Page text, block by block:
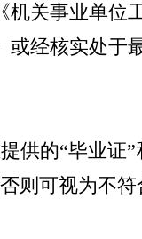
《机关事业单位
经核实处于
供的“毕业证”
则 可视为不符